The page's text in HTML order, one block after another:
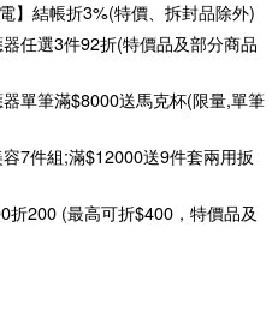
】結帳折3%(特價、拆封品除外)
器任選3件92折(特價品及部分商品
器單筆滿$8000送馬克杯(限量,單筆
7件組;滿$12000送9件套兩用扳
折200 (最高可折$400，特價品及